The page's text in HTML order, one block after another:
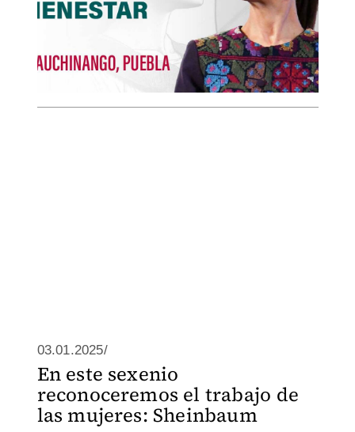
03.01.2025/
En este sexenio
reconoceremos el trabajo de
las mujeres: Sheinbaum